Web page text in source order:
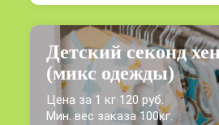
Детский секонд
(микс одежды)
Цена за 1 кг 120 руб.
Мин. вес заказа 100кг.